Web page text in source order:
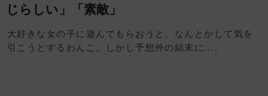
じらしい」「素敵」
大好きな女の子に遊んでもらおうと、なんとかして気を
引こうとするわんこ。しかし予想外の結末に…。